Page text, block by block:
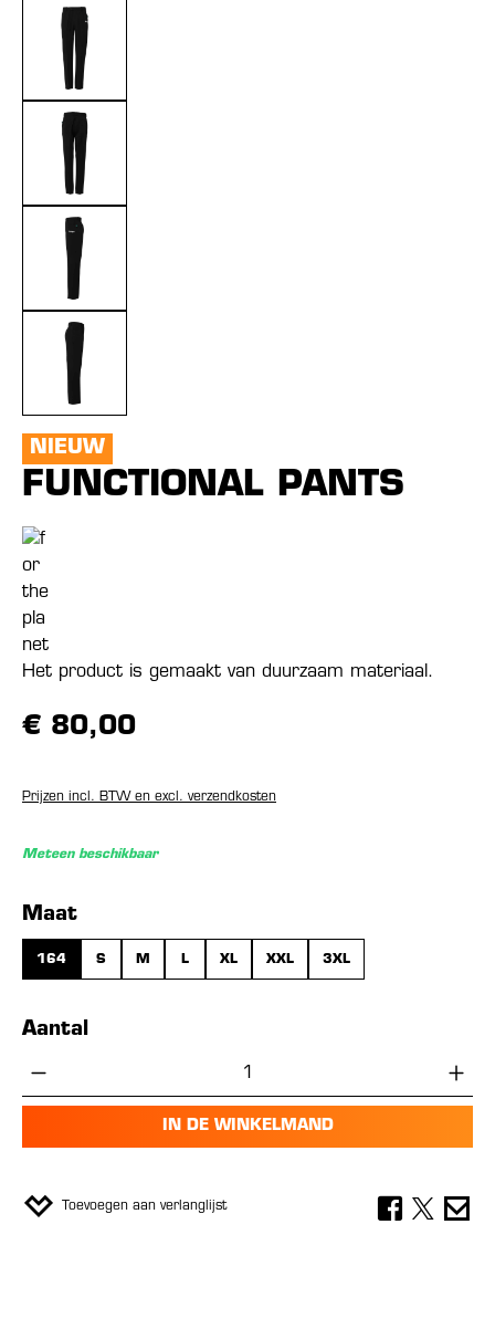
NIEUW
FUNCTIONAL PANTS
Het product is gemaakt van duurzaam materiaal.
€ 80,00
Prijzen incl. BTW en excl. verzendkosten
Meteen beschikbaar
Selecteer
Maat
164 S M L XL XXL 3XL
Aantal
Producthoeveelheid: Voer de gewenste
IN DE WINKELMAND
Toevoegen aan verlanglijst